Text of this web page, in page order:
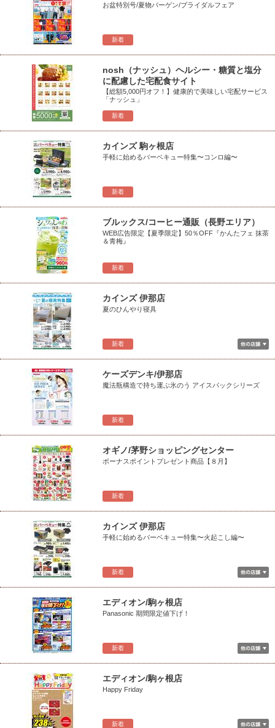
新着
お盆特別号/夏物バーゲン/ブライダルフェア
新着
nosh（ナッシュ）ヘルシー・糖質と塩分
に配慮した宅配食サイト
【総額5,000円オフ！】健康的で美味しい宅配サービス
「ナッシュ」
新着
カインズ 駒ヶ根店
手軽に始めるバーベキュー特集〜コンロ編〜
新着
ブルックス/コーヒー通販（長野エリア）
WEB広告限定【夏季限定】50％OFF『かんたフェ 抹茶
＆青梅』
新着
カインズ 伊那店
夏のひんやり寝具
新着
ケーズデンキ/伊那店
魔法瓶構造で持ち運ぶ氷のう アイスパックシリーズ
新着
オギノ/茅野ショッピングセンター
ボーナスポイントプレゼント商品【８月】
新着
カインズ 伊那店
手軽に始めるバーベキュー特集〜火起こし編〜
新着
エディオン/駒ヶ根店
Panasonic 期間限定値下げ！
新着
エディオン/駒ヶ根店
Happy Friday